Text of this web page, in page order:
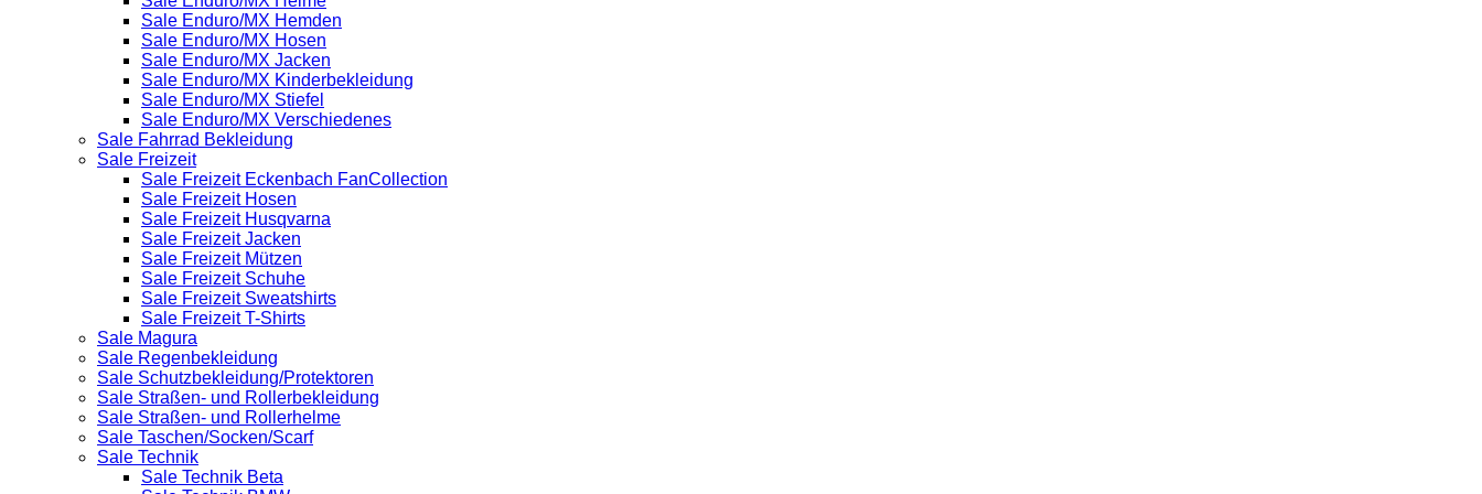
Sale Enduro/MX Hemden
Sale Enduro/MX Hosen
Sale Enduro/MX Jacken
Sale Enduro/MX Kinderbekleidung
Sale Enduro/MX Stiefel
Sale Enduro/MX Verschiedenes
Sale Fahrrad Bekleidung
Sale Freizeit
Sale Freizeit Eckenbach FanCollection
Sale Freizeit Hosen
Sale Freizeit Husqvarna
Sale Freizeit Jacken
Sale Freizeit Mützen
Sale Freizeit Schuhe
Sale Freizeit Sweatshirts
Sale Freizeit T-Shirts
Sale Magura
Sale Regenbekleidung
Sale Schutzbekleidung/Protektoren
Sale Straßen- und Rollerbekleidung
Sale Straßen- und Rollerhelme
Sale Taschen/Socken/Scarf
Sale Technik
Sale Technik Beta